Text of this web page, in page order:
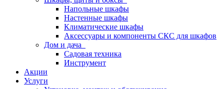
Напольные шкафы
Настенные шкафы
Климатические шкафы
Аксессуары и компоненты СКС для шкафов
Дом и дача
Садовая техника
Инструмент
Акции
Услуги